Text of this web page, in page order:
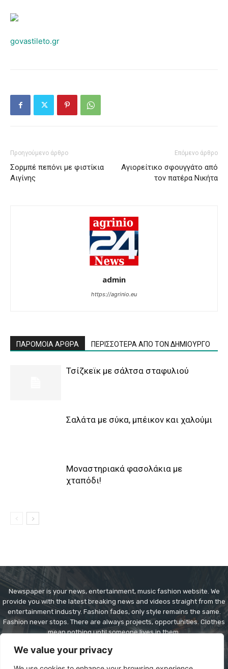
We value your privacy
govastileto.gr
Προηγούμενο άρθρο
Σορμπέ πεπόνι με φιστίκια
Αιγίνης
Επόμενο άρθρο
Αγιορείτικο σφουγγάτο από
τον πατέρα Νικήτα
admin
https://agrinio.eu
ΠΑΡΟΜΟΙΑ ΑΡΘΡΑ ΠΕΡΙΣΣΟΤΕΡΑ ΑΠΟ ΤΟΝ ΔΗΜΙΟΥΡΓΟ
Τσίζκεϊκ με σάλτσα σταφυλιού
Σαλάτα με σύκα, μπέικον και χαλούμι
Μοναστηριακά φασολάκια με
χταπόδι!
Newspaper is your news, entertainment, music fashion website. We
provide you with the latest breaking news and videos straight from the
entertainment industry. Fashion fades, only style remains the same.
Fashion never stops. There are always projects, opportunities. Clothes
mean nothing until someone lives in them.
Contact us:contact@yoursite.com